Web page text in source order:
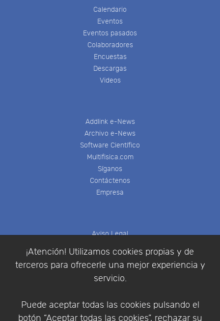
¡Atención! Utilizamos cookies propias y de
terceros para ofrecerle una mejor experiencia y
servicio.
Puede aceptar todas las cookies pulsando el
botón “Aceptar todas las cookies”, rechazar su
Calendario
Eventos
Eventos pasados
Colaboradores
Encuestas
Descargas
Videos
Addlink e-News
Archivo e-News
Software Científico
Multifisica.com
Síganos
Contáctenos
Empresa
Aviso Legal
Condiciones de compra
Identificarse